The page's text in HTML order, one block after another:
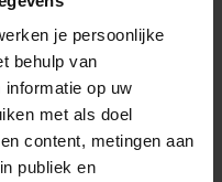
je persoonlijke
behulp van
op uw
met als doel
content, metingen aan
publiek en
digitaal abonnementof